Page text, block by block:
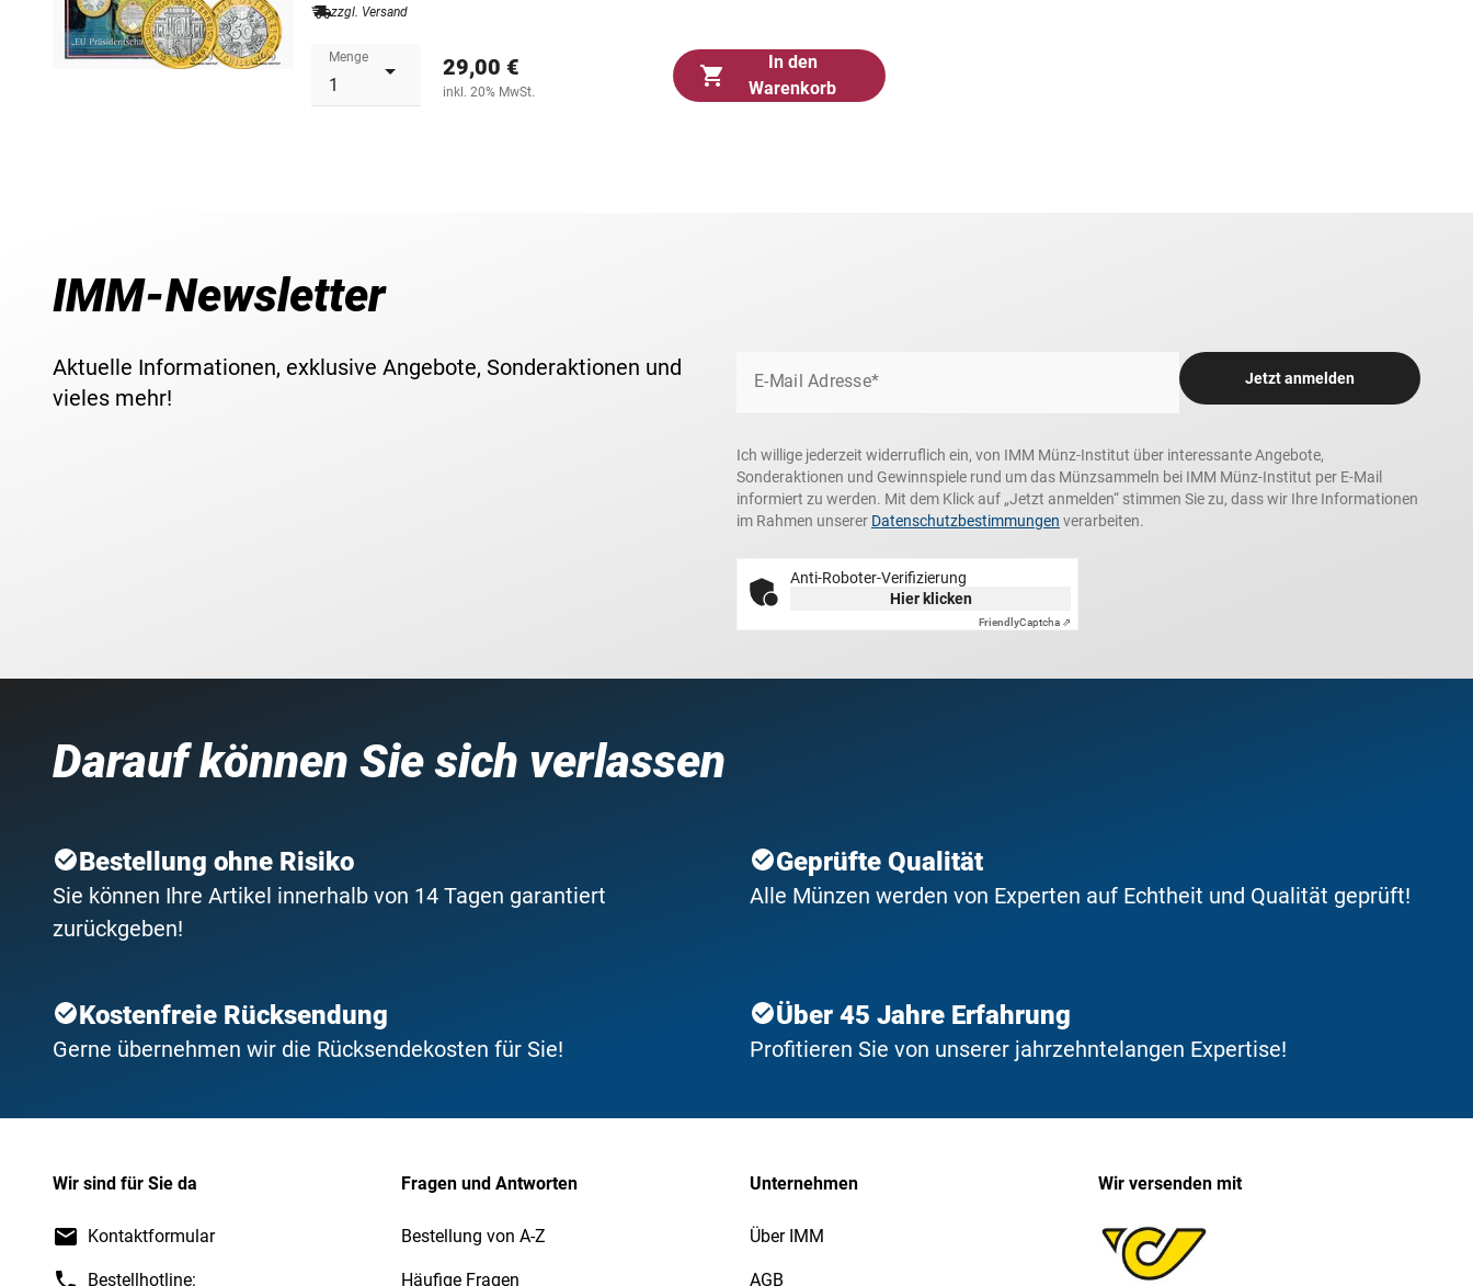
zzgl. Versand
Menge 29,00 €
inkl. 20% MwSt.
In den
Warenkorb
IMM-Newsletter
Aktuelle Informationen, exklusive Angebote, Sonderaktionen und
vieles mehr!
E-Mail Adresse* Jetzt anmelden
Ich willige jederzeit widerruflich ein, von IMM Münz-Institut über interessante Angebote,
Sonderaktionen und Gewinnspiele rund um das Münzsammeln bei IMM Münz-Institut per E-Mail
informiert zu werden. Mit dem Klick auf „Jetzt anmelden“ stimmen Sie zu, dass wir Ihre Informationen
im Rahmen unserer Datenschutzbestimmungen verarbeiten.
Anti-Roboter-Verifizierung
Hier klicken
FriendlyCaptcha ⇗
Darauf können Sie sich verlassen
Bestellung ohne Risiko
Sie können Ihre Artikel innerhalb von 14 Tagen garantiert
zurückgeben!
Geprüfte Qualität
Alle Münzen werden von Experten auf Echtheit und Qualität geprüft!
Kostenfreie Rücksendung
Gerne übernehmen wir die Rücksendekosten für Sie!
Über 45 Jahre Erfahrung
Profitieren Sie von unserer jahrzehntelangen Expertise!
Wir sind für Sie da
Kontaktformular
Bestellhotline:
Fragen und Antworten
Bestellung von A-Z
Häufige Fragen
Unternehmen
Über IMM
AGB
Wir versenden mit